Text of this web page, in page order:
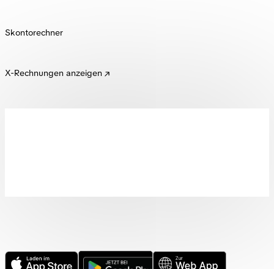
Skontorechner
X-Rechnungen anzeigen